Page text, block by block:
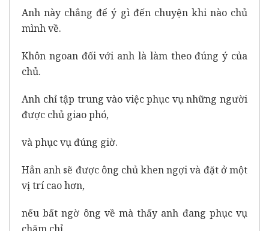
Anh này chẳng để ý gì đến chuyện khi nào chủ
mình về.
Khôn ngoan đối với anh là làm theo đúng ý của
chủ.
Anh chỉ tập trung vào việc phục vụ những người
được chủ giao phó,
và phục vụ đúng giờ.
Hẳn anh sẽ được ông chủ khen ngợi và đặt ở một
vị trí cao hơn,
nếu bất ngờ ông về mà thấy anh đang phục vụ